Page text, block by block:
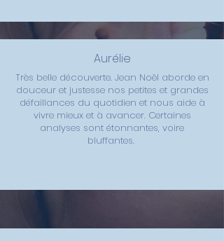
Aurélie
Très belle découverte. Jean Noël aborde en
douceur et justesse nos petites et grandes
défaillances du quotidien et nous aide à
vivre mieux et à avancer. Certaines
analyses sont étonnantes, voire
bluffantes.